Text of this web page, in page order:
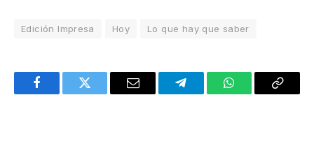
Edición Impresa Hoy Lo que hay que saber
FacebookTwitter Email TelegramWhatsAppCopy